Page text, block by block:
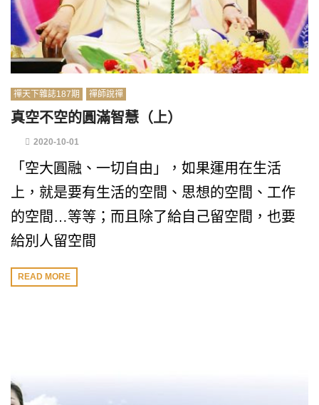
禪天下雜誌187期 禪師說禪
真空不空的圓滿智慧（上）
2020-10-01
「空大圓融、一切自由」，如果運用在生活
上，就是要有生活的空間、思想的空間、工作
的空間…等等；而且除了給自己留空間，也要
給別人留空間
READ MORE